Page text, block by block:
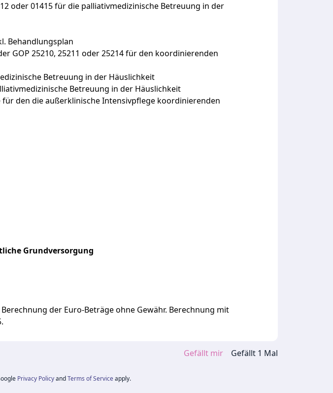
oder 01415 für die palliativmedizinische Betreuung in der
Behandlungsplan
GOP 25210, 25211 oder 25214 für den koordinierenden
Betreuung in der Häuslichkeit
Betreuung in der Häuslichkeit
den die außerklinische Intensivpflege koordinierenden
Grundversorgung
der Euro-Beträge ohne Gewähr. Berechnung mit
Gefällt mir Gefällt 1 Mal
Privacy Policy and Terms of Service apply.